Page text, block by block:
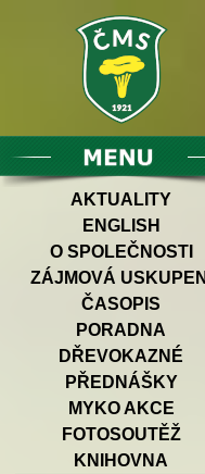
AKTUALITY
ENGLISH
O SPOLEČNOSTI
ZÁJMOVÁ USKUPENÍ
ČASOPIS
PORADNA
DŘEVOKAZNÉ
PŘEDNÁŠKY
MYKO AKCE
FOTOSOUTĚŽ
KNIHOVNA